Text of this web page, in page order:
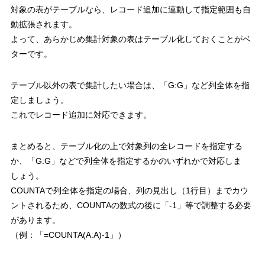
対象の表がテーブルなら、レコード追加に連動して指定範囲も自
動拡張されます。
よって、あらかじめ集計対象の表はテーブル化しておくことがベ
ターです。
テーブル以外の表で集計したい場合は、「G:G 」など列全体を指
定しましょう。
これでレコード追加に対応できます。
まとめると、 テーブル化の上で対象列の全レコードを指定する
か、「G:G 」などで列全体を指定するかのいずれかで対応しま
しょう。
COUNTAで列全体を指定の場合、列の見出し（1行目）までカウ
ントされるため、 COUNTAの数式の後に「-1 」等で調整する必要
があります。
（例：「=COUNTA(A:A)-1 」）